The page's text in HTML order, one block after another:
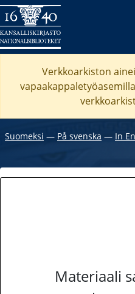
Verkkoarkiston
Suomeksi ― På svenska ― In
Materiaali